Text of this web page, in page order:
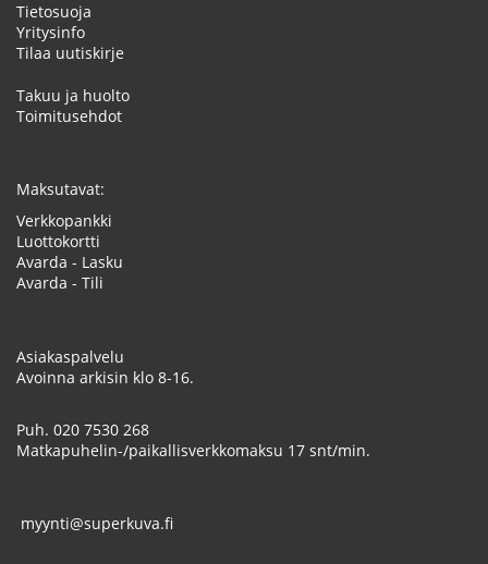
Tietosuoja
Yritysinfo
Tilaa uutiskirje
Takuu ja huolto
Toimitusehdot
Maksutavat:
Verkkopankki
Luottokortti
Avarda - Lasku
Avarda - Tili
Asiakaspalvelu
Avoinna arkisin klo 8-16.
Puh. 020 7530 268
Matkapuhelin-/paikallisverkkomaksu 17 snt/min.
myynti@superkuva.fi